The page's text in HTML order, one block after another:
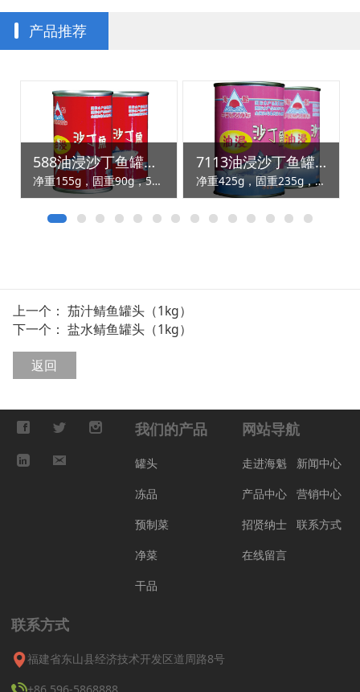
产品推荐
588油浸沙丁鱼罐头（155g）
净重155g，固重90g，50罐/箱
7113油浸沙丁鱼罐头（425g）
净重425g，固重235g，24罐/箱
上一个： 茄汁鲭鱼罐头（1kg）
下一个： 盐水鲭鱼罐头（1kg）
返回
我们的产品
罐头
冻品
预制菜
净菜
干品
网站导航
走进海魁
新闻中心
产品中心
营销中心
招贤纳士
联系方式
在线留言
联系方式
福建省东山县经济技术开发区道周路8号